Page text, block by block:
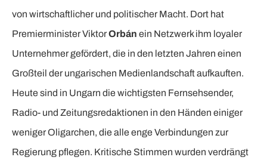
von wirtschaftlicher und politischer Macht. Dort hat
Premierminister ViktorOrbán ein Netzwerk ihm loyaler
Unternehmer gefördert, die in den letzten Jahren einen
Großteil der ungarischen Medienlandschaft aufkauften.
Heute sind in Ungarn die wichtigsten Fernsehsender,
Radio- und Zeitungsredaktionen in den Händen einiger
weniger Oligarchen, die alle enge Verbindungen zur
Regierung pflegen. Kritische Stimmen wurden verdrängt